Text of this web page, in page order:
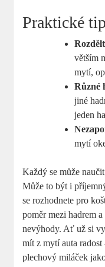
Praktické
větším
mytí,
Různé
jiné
jeden
mytí
Každý se může
Může to být i
se rozhodnete pro
poměr mezi hadrem
nevýhody. Ať už si
mít z mytí auta
plechový miláček